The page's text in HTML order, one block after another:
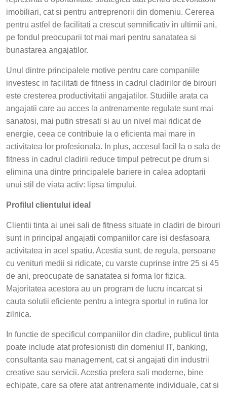
imobiliari, cat si pentru antreprenorii din domeniu. Cererea
pentru astfel de facilitati a crescut semnificativ in ultimii ani,
pe fondul preocuparii tot mai mari pentru sanatatea si
bunastarea angajatilor.
Unul dintre principalele motive pentru care companiile
investesc in facilitati de fitness in cadrul cladirilor de birouri
este cresterea productivitatii angajatilor. Studiile arata ca
angajatii care au acces la antrenamente regulate sunt mai
sanatosi, mai putin stresati si au un nivel mai ridicat de
energie, ceea ce contribuie la o eficienta mai mare in
activitatea lor profesionala. In plus, accesul facil la o sala de
fitness in cadrul cladirii reduce timpul petrecut pe drum si
elimina una dintre principalele bariere in calea adoptarii
unui stil de viata activ: lipsa timpului.
Profilul clientului ideal
Clientii tinta ai unei sali de fitness situate in cladiri de birouri
sunt in principal angajatii companiilor care isi desfasoara
activitatea in acel spatiu. Acestia sunt, de regula, persoane
cu venituri medii si ridicate, cu varste cuprinse intre 25 si 45
de ani, preocupate de sanatatea si forma lor fizica.
Majoritatea acestora au un program de lucru incarcat si
cauta solutii eficiente pentru a integra sportul in rutina lor
zilnica.
In functie de specificul companiilor din cladire, publicul tinta
poate include atat profesionisti din domeniul IT, banking,
consultanta sau management, cat si angajati din industrii
creative sau servicii. Acestia prefera sali moderne, bine
echipate, care sa ofere atat antrenamente individuale, cat si